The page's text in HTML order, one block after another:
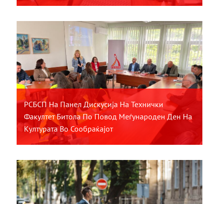
РСБСП На Панел Дискусија На Технички
Факултет Битола По Повод Меѓународен Ден На
Културата Во Сообраќајот